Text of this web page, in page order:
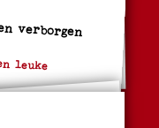
verborgen
leuke